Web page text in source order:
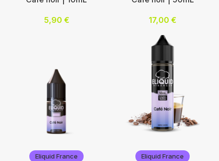
Nicotine (mg/mL) :
Choix des options
Ajouter au panier
5,90 €
Eliquid France
17,00 €
Eliquid France
Eliquid France Eliquid France